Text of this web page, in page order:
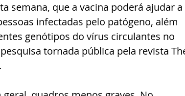
semana, que a vacina poderá ajudar a
infectadas pelo patógeno, além
genótipos do vírus circulantes no
tornada pública pela revista